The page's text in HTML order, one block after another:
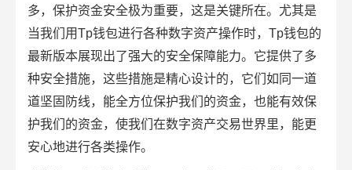
多，保护资金安全极为重要，这是关键所在。尤其是
当我们用Tp钱包进行各种数字资产操作时，Tp钱包的
最新版本展现出了强大的安全保障能力。它提供了多
种安全措施，这些措施是精心设计的，它们如同一道
道坚固防线，能全方位保护我们的资金，也能有效保
护我们的资金，使我们在数字资产交易世界里，能更
安心地进行各类操作。